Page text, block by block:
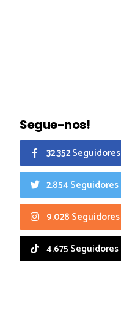
Segue-nos!
32.352 Seguidores
2.854 Seguidores
9.028 Seguidores
4.675 Seguidores